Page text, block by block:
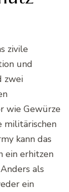
zivile
und
zwei
wie Gewürze
militärischen
kann das
ein erhitzen
als
ein